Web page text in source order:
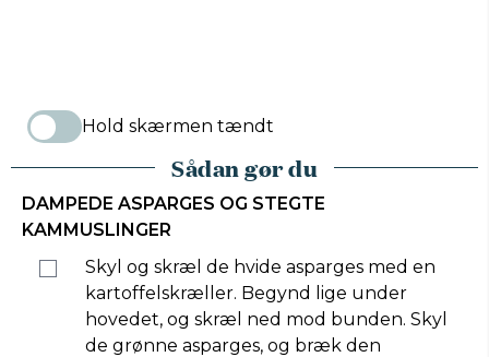
Hold skærmen tændt
Sådan gør du
DAMPEDE ASPARGES OG STEGTE
KAMMUSLINGER
Skyl og skræl de hvide asparges med en
kartoffelskræller. Begynd lige under
hovedet, og skræl ned mod bunden. Skyl
de grønne asparges, og bræk den